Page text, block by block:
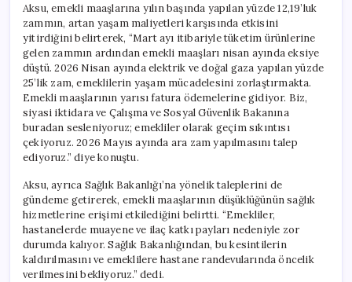
Aksu, emekli maaşlarına yılın başında yapılan yüzde 12,19’luk
zammın, artan yaşam maliyetleri karşısında etkisini
yitirdiğini belirterek, “Mart ayı itibariyle tüketim ürünlerine
gelen zammın ardından emekli maaşları nisan ayında eksiye
düştü. 2026 Nisan ayında elektrik ve doğal gaza yapılan yüzde
25’lik zam, emeklilerin yaşam mücadelesini zorlaştırmakta.
Emekli maaşlarının yarısı fatura ödemelerine gidiyor. Biz,
siyasi iktidara ve Çalışma ve Sosyal Güvenlik Bakanına
buradan sesleniyoruz; emekliler olarak geçim sıkıntısı
çekiyoruz. 2026 Mayıs ayında ara zam yapılmasını talep
ediyoruz.” diye konuştu.
Aksu, ayrıca Sağlık Bakanlığı’na yönelik taleplerini de
gündeme getirerek, emekli maaşlarının düşüklüğünün sağlık
hizmetlerine erişimi etkilediğini belirtti. “Emekliler,
hastanelerde muayene ve ilaç katkı payları nedeniyle zor
durumda kalıyor. Sağlık Bakanlığından, bu kesintilerin
kaldırılmasını ve emeklilere hastane randevularında öncelik
verilmesini bekliyoruz.” dedi.